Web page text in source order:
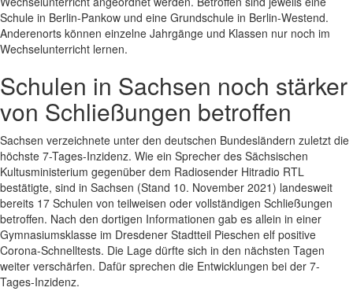
Schule in Berlin-Pankow und eine Grundschule in Berlin-Westend.
Anderenorts können einzelne Jahrgänge und Klassen nur noch im
Wechselunterricht lernen.
Schulen in Sachsen noch stärker
von Schließungen betroffen
Sachsen verzeichnete unter den deutschen Bundesländern zuletzt die
höchste 7-Tages-Inzidenz. Wie ein Sprecher des Sächsischen
Kultusministerium gegenüber dem Radiosender Hitradio RTL
bestätigte, sind in Sachsen (Stand 10. November 2021) landesweit
bereits 17 Schulen von teilweisen oder vollständigen Schließungen
betroffen. Nach den dortigen Informationen gab es allein in einer
Gymnasiumsklasse im Dresdener Stadtteil Pieschen elf positive
Corona-Schnelltests. Die Lage dürfte sich in den nächsten Tagen
weiter verschärfen. Dafür sprechen die Entwicklungen bei der 7-
Tages-Inzidenz.